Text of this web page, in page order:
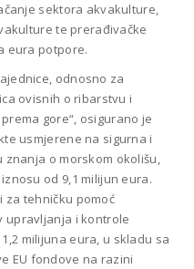
sektora akvakulture,
te prerađivačke
eura potpore.
odnosno za
ovisnih o ribarstvu i
gore“, osigurano je
usmjerene na sigurna i
o morskom okolišu,
od 9,1 milijun eura.
za tehničku pomoć
upravljanja i kontrole
milijuna eura, u skladu sa
EU fondove na razini